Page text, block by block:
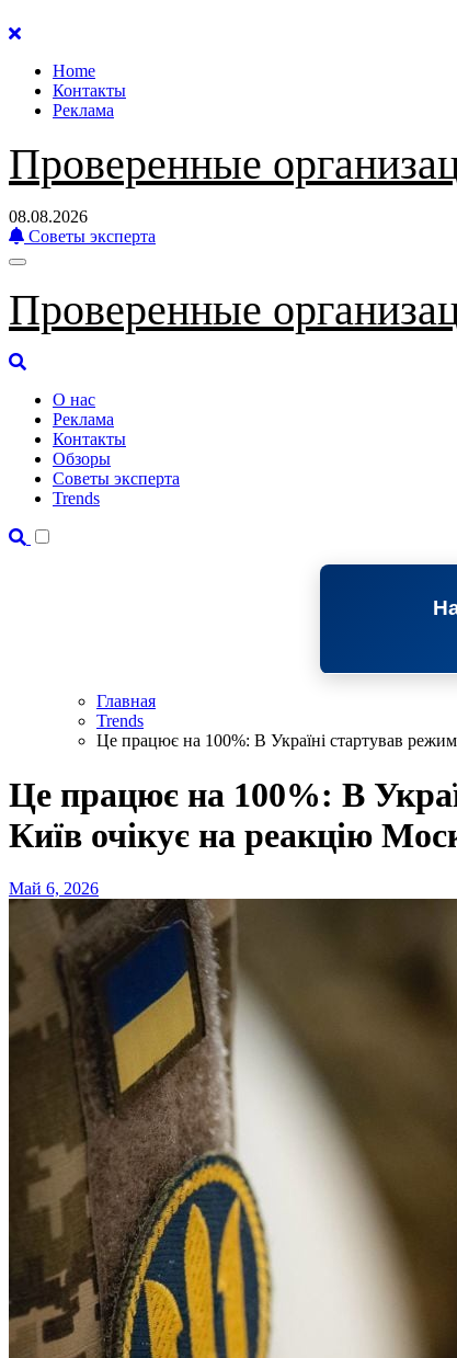
Перейти
содержанию
Home
Контакты
Реклама
Проверенные
08.08.2026
Советы эксперта
Проверенные
О нас
Реклама
Контакты
Обзоры
Советы эксперта
Trends
Главная
Trends
Це працює на 100%: В Україні стартував
Це працює на 100%: В
Київ очікує на реакцію
Май 6, 2026